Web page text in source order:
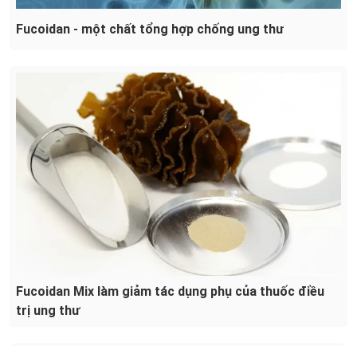
Fucoidan - một chất tổng hợp chống ung thư
Fucoidan Mix làm giảm tác dụng phụ của thuốc điều
trị ung thư